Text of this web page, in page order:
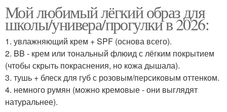
Мой любимый лёгкий образ для
школы/универа/прогулки в 2026:
1. увлажняющий крем + SPF (основа всего).
2. BB - крем или тональный флюид с лёгким покрытием
(чтобы скрыть покраснения, но кожа дышала).
3. тушь + блеск для губ с розовым/персиковым оттенком.
4. немного румян (можно кремовые - они выглядят
натуральнее).